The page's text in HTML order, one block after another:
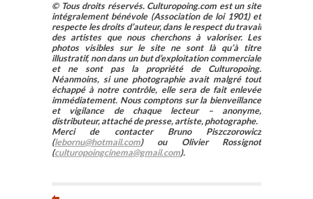
© Tous droits réservés. Culturopoing.com est un site
intégralement bénévole (Association de loi 1901) et
respecte les droits d’auteur, dans le respect du travail
des artistes que nous cherchons à valoriser. Les
photos visibles sur le site ne sont là qu’à titre
illustratif, non dans un but d’exploitation commerciale
et ne sont pas la propriété de Culturopoing.
Néanmoins, si une photographie avait malgré tout
échappé à notre contrôle, elle sera de fait enlevée
immédiatement. Nous comptons sur la bienveillance
et vigilance de chaque lecteur – anonyme,
distributeur, attaché de presse, artiste, photographe.
Merci de contacter Bruno Piszczorowicz
(lebornu@hotmail.com) ou Olivier Rossignot
(culturopoingcinema@gmail.com).